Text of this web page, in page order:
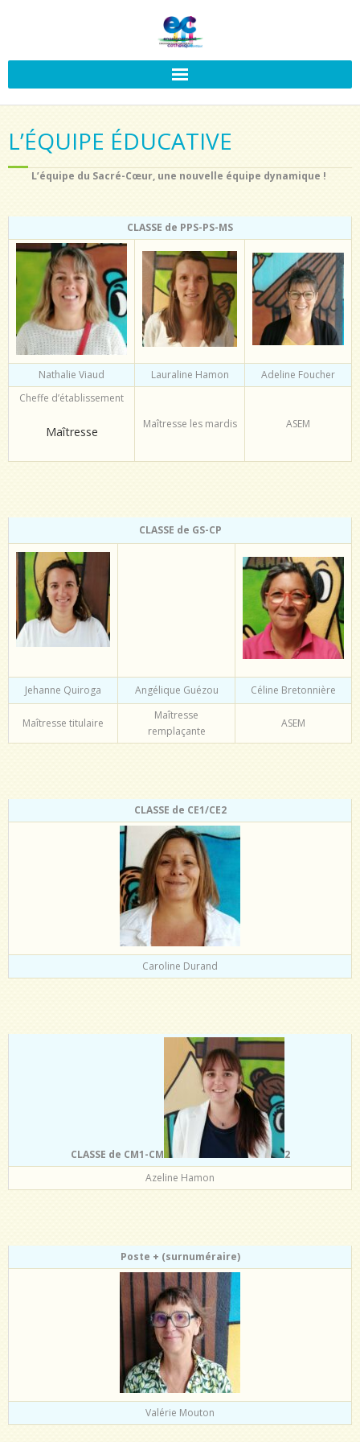
L’ÉQUIPE ÉDUCATIVE
L’équipe du Sacré-Cœur, une nouvelle équipe dynamique !
CLASSE de PPS-PS-MS
Nathalie Viaud Lauraline Hamon
Adeline Foucher
Cheffe d’établissement
Maîtresse
Maîtresse les mardis ASEM
CLASSE de GS-CP
Jehanne Quiroga Angélique Guézou Céline Bretonnière
Maîtresse titulaire
Maîtresse
remplaçante
ASEM
CLASSE de CE1/CE2
Caroline Durand
CLASSE de CM1-CM
2
Azeline Hamon
Poste + (surnuméraire)
Valérie Mouton